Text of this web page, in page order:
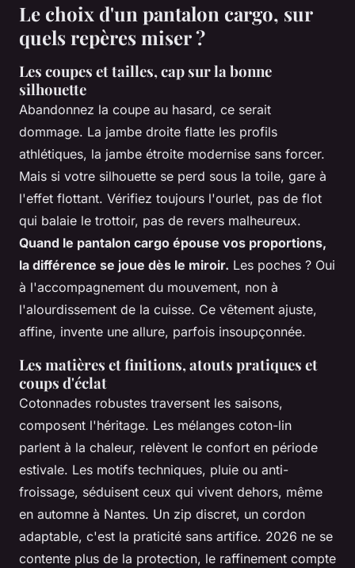
Le choix d'un pantalon cargo, sur
quels repères miser ?
Les coupes et tailles, cap sur la bonne
silhouette
Abandonnez la coupe au hasard, ce serait
dommage. La jambe droite flatte les profils
athlétiques, la jambe étroite modernise sans forcer.
Mais si votre silhouette se perd sous la toile, gare à
l'effet flottant. Vérifiez toujours l'ourlet, pas de flot
qui balaie le trottoir, pas de revers malheureux.
Quand le pantalon cargo épouse vos proportions,
la différence se joue dès le miroir. Les poches ? Oui
à l'accompagnement du mouvement, non à
l'alourdissement de la cuisse. Ce vêtement ajuste,
affine, invente une allure, parfois insoupçonnée.
Les matières et finitions, atouts pratiques et
coups d'éclat
Cotonnades robustes traversent les saisons,
composent l'héritage. Les mélanges coton-lin
parlent à la chaleur, relèvent le confort en période
estivale. Les motifs techniques, pluie ou anti-
froissage, séduisent ceux qui vivent dehors, même
en automne à Nantes. Un zip discret, un cordon
adaptable, c'est la praticité sans artifice. 2026 ne se
contente plus de la protection, le raffinement compte